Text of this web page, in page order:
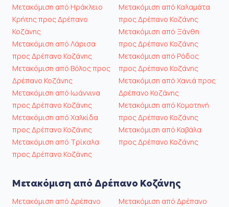
Μετακόμιση από Ηράκλειο
Κρήτης προς Δρέπανο
Κοζάνης
Μετακόμιση από Λάρισα
προς Δρέπανο Κοζάνης
Μετακόμιση από Βόλος προς
Δρέπανο Κοζάνης
Μετακόμιση από Ιωάννινα
προς Δρέπανο Κοζάνης
Μετακόμιση από Χαλκίδα
προς Δρέπανο Κοζάνης
Μετακόμιση από Τρίκαλα
προς Δρέπανο Κοζάνης
Μετακόμιση από Καλαμάτα
προς Δρέπανο Κοζάνης
Μετακόμιση από Ξάνθη
προς Δρέπανο Κοζάνης
Μετακόμιση από Ρόδος
προς Δρέπανο Κοζάνης
Μετακόμιση από Χανιά προς
Δρέπανο Κοζάνης
Μετακόμιση από Κομοτηνή
προς Δρέπανο Κοζάνης
Μετακόμιση από Καβάλα
προς Δρέπανο Κοζάνης
Μετακόμιση από Δρέπανο Κοζάνης
Μετακόμιση από Δρέπανο
Μετακόμιση από Δρέπανο